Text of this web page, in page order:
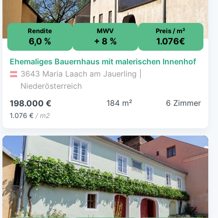
Rendite
6,0 %
MWV
+ 8 %
Preis / m²
1.076€
Ehemaliges Bauernhaus mit malerischen Innenhof
3643 Maria Laach am Jauerling |
Niederösterreich
198.000 €
1.076 € / m2
184 m² 6 Zimmer